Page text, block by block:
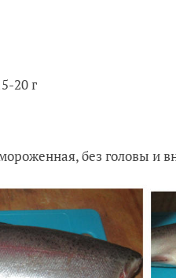
20 г
без головы и